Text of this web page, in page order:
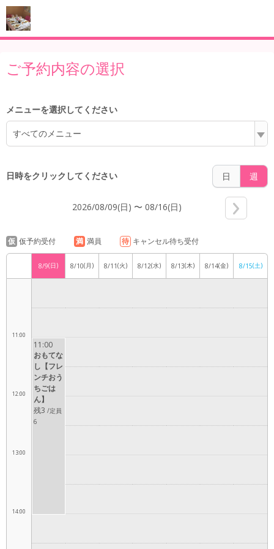
ご予約内容の選択
メニューを選択してください
すべてのメニュー
日時をクリックしてください 日 週
2026/08/09(日) 〜 08/16(日)
仮 仮予約受付 満 満員 待 キャンセル待ち受付
8/9(日) 8/10(月) 8/11(火) 8/12(水) 8/13(木) 8/14(金) 8/15(土)
6:00
11:00
12:00
13:00
14:00
11:00
おもてな
し【フレ
ンチおう
ちごは
ん】
残3 /定員
6